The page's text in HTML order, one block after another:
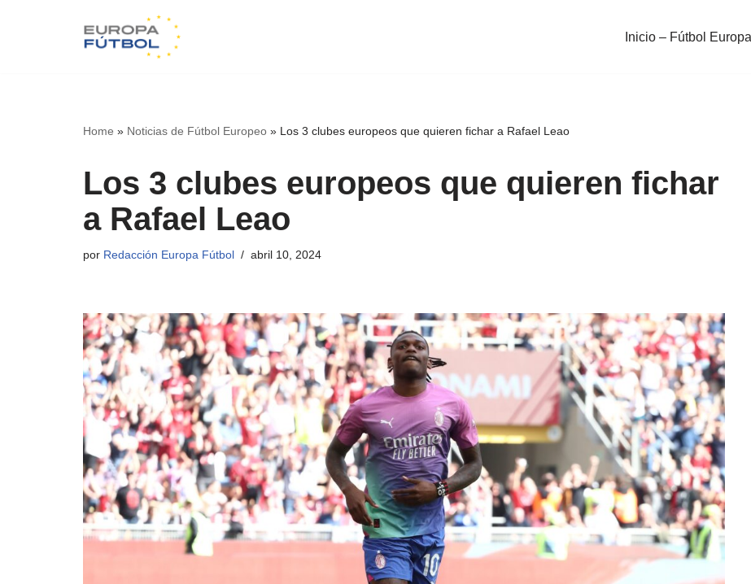
Inicio – Fútbol Europa
Home » Noticias de Fútbol Europeo » Los 3 clubes europeos que quieren fichar a Rafael Leao
Los 3 clubes europeos que quieren fichar
a Rafael Leao
por Redacción Europa Fútbol abril 10, 2024